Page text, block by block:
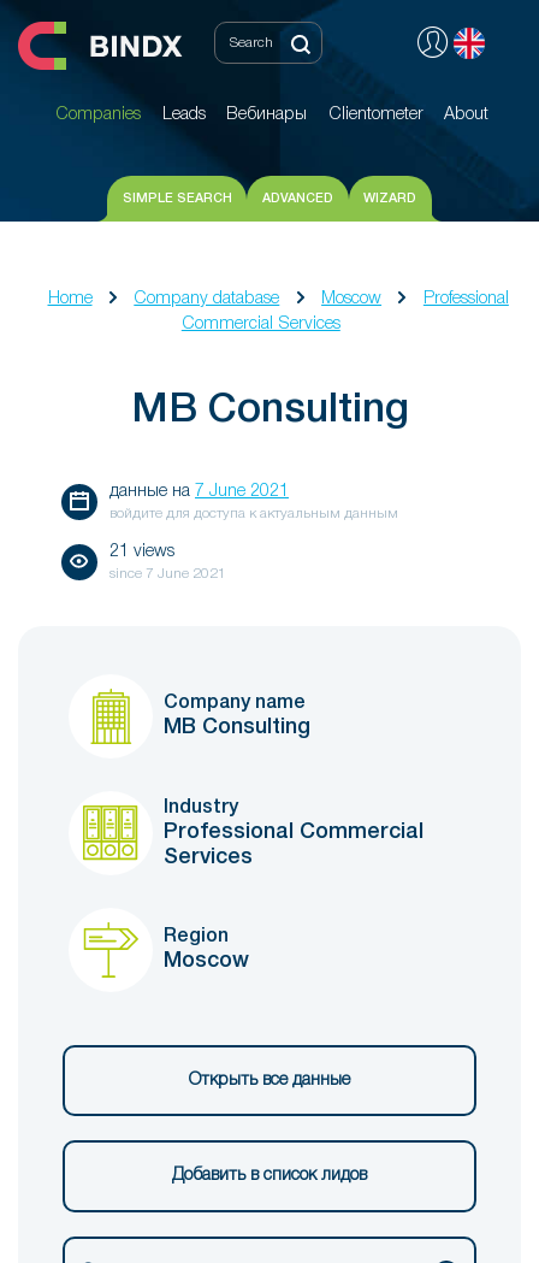
Companies Leads Вебинары Clientometer About
Companies Leads Вебинары Clientometer About
SIMPLE SEARCH ADVANCED WIZARD
Home Company database Moscow
Professional
Commercial Services
MB Consulting
данные на 7 June 2021
войдите для доступа к актуальным данным
21 views
since 7 June 2021
Company name
MB Consulting
Industry
Professional Commercial
Services
Region
Moscow
Открыть все данные
Добавить в список лидов